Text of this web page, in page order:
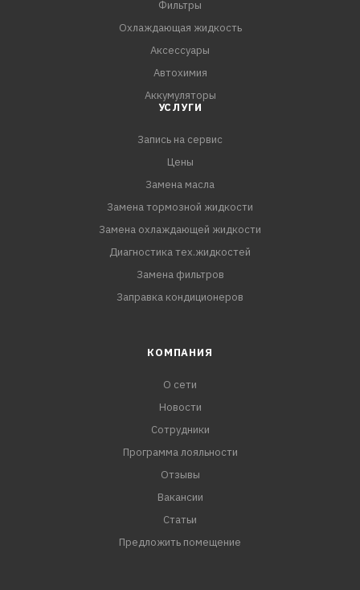
Фильтры
Охлаждающая жидкость
Аксессуары
Автохимия
Аккумуляторы
УСЛУГИ
Запись на сервис
Цены
Замена масла
Замена тормозной жидкости
Замена охлаждающей жидкости
Диагностика тех.жидкостей
Замена фильтров
Заправка кондиционеров
КОМПАНИЯ
О сети
Новости
Сотрудники
Программа лояльности
Отзывы
Вакансии
Статьи
Предложить помещение